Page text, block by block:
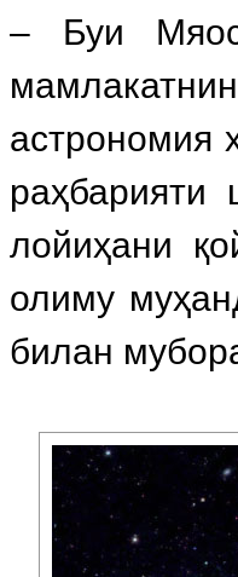
– Буи
астрономия
раҳбарияти
лойиҳани
олиму
билан